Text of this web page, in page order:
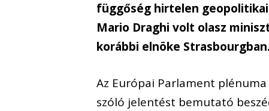
függőség hirtelen
Mario Draghi volt olasz
korábbi elnöke Strasbourgban.
Az Európai Parlament
szóló jelentést bemutató